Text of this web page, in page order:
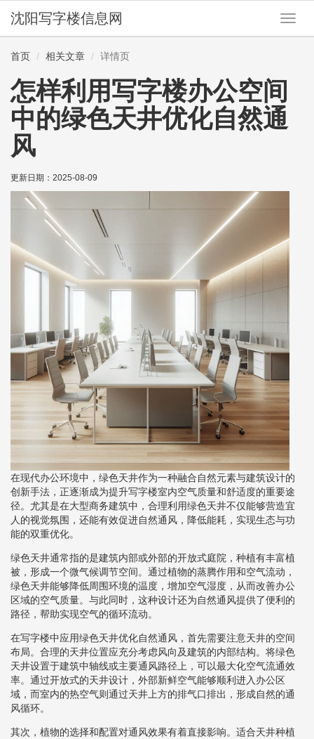
切
换
沈阳写字楼信息网
首页 相关文章 详情页
怎样利用写字楼办公空间
中的绿色天井优化自然通
风
更新日期： 2025-08-09
在现代办公环境中，绿色天井作为一种融合自然元素与建筑设计的
创新手法，正逐渐成为提升写字楼室内空气质量和舒适度的重要途
径。尤其是在大型商务建筑中，合理利用绿色天井不仅能够营造宜
人的视觉氛围，还能有效促进自然通风，降低能耗，实现生态与功
能的双重优化。
绿色天井通常指的是建筑内部或外部的开放式庭院，种植有丰富植
被，形成一个微气候调节空间。通过植物的蒸腾作用和空气流动，
绿色天井能够降低周围环境的温度，增加空气湿度，从而改善办公
区域的空气质量。与此同时，这种设计还为自然通风提供了便利的
路径，帮助实现空气的循环流动。
在写字楼中应用绿色天井优化自然通风，首先需要注意天井的空间
布局。合理的天井位置应充分考虑风向及建筑的内部结构。将绿色
天井设置于建筑中轴线或主要通风路径上，可以最大化空气流通效
率。通过开放式的天井设计，外部新鲜空气能够顺利进入办公区
域，而室内的热空气则通过天井上方的排气口排出，形成自然的通
风循环。
其次，植物的选择和配置对通风效果有着直接影响。适合天井种植